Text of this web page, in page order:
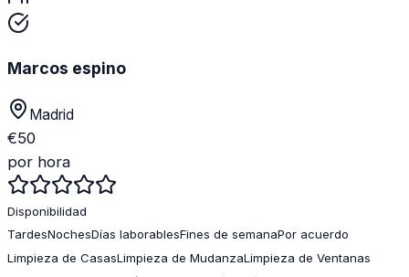
Marcos espino
Madrid
€50
por hora
Disponibilidad
TardesNochesDías laborablesFines de semanaPor acuerdo
Limpieza de CasasLimpieza de MudanzaLimpieza de Ventanas